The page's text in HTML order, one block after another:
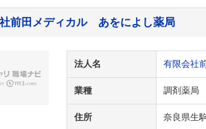
前田メディカル あをによし薬局
法人名 有限会社
業種 調剤薬局
住所 奈良県生